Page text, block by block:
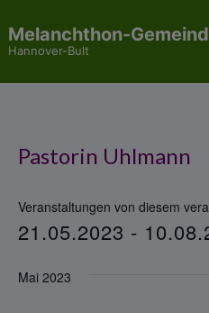
Zum
Melanchthon-
Hannover-Bult
Pastorin Uhlmann
Veranstaltungen von diesem
21.05.2023 -
a
Mai 2023